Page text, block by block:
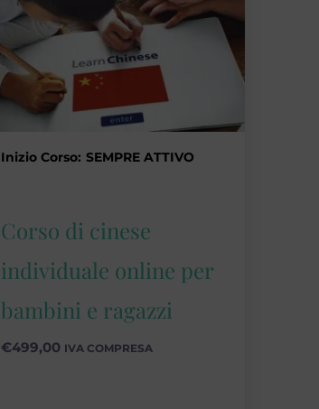
Inizio Corso: SEMPRE ATTIVO
Corso di cinese
individuale online per
bambini e ragazzi
€499,00 IVA COMPRESA